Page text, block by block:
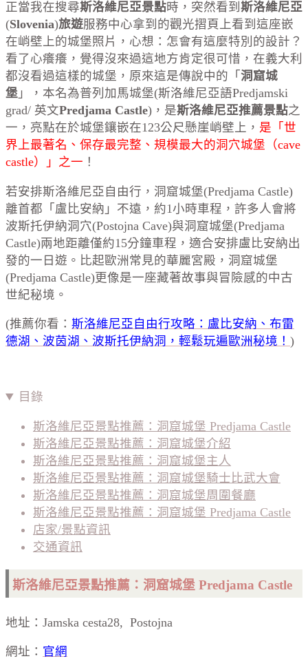
正當我在搜尋斯洛維尼亞景點時，突然看到 斯洛維尼亞
(Slovenia)旅遊服務中心拿到的觀光摺頁上看到這座嵌
在峭壁上的城堡照片，心想：怎會有這麼特別的設計？
看了心癢癢，覺得沒來過這地方肯定很可惜，在義大利
都沒看過這樣的城堡，原來這是傳說中的「 洞窟城
堡 」，本名為普列加馬城堡(斯洛維尼亞語Predjamski
grad/ 英文Predjama Castle)，是斯洛維尼亞推薦景點之
一，亮點在於城堡鑲嵌在123公尺懸崖峭壁上， 是「世
界上最著名、保存最完整、規模最大的洞穴城堡（cave
castle）」之一 ！
若安排斯洛維尼亞自由行，洞窟城堡(Predjama Castle)
離首都「盧比安納」不遠，約1小時車程，許多人會將
波斯托伊納洞穴(Postojna Cave)與洞窟城堡(Predjama
Castle)兩地距離僅約15分鐘車程，適合安排盧比安納出
發的一日遊。比起歐洲常見的華麗宮殿，洞窟城堡
(Predjama Castle)更像是一座藏著故事與冒險感的中古
世紀秘境。
(推薦你看： 斯洛維尼亞自由行攻略：盧比安納、布雷
德湖、波茵湖、波斯托伊納洞，輕鬆玩遍歐洲秘境！ )
目錄
斯洛維尼亞景點推薦：洞窟城堡 Predjama Castle
斯洛維尼亞景點推薦：洞窟城堡介紹
斯洛維尼亞景點推薦：洞窟城堡主人
斯洛維尼亞景點推薦：洞窟城堡騎士比武大會
斯洛維尼亞景點推薦：洞窟城堡周圍餐廳
斯洛維尼亞景點推薦：洞窟城堡 Predjama Castle
店家/景點資訊
交通資訊
斯洛維尼亞景點推薦：洞窟城堡 Predjama Castle
地址：Jamska cesta28, Postojna
網址： 官網